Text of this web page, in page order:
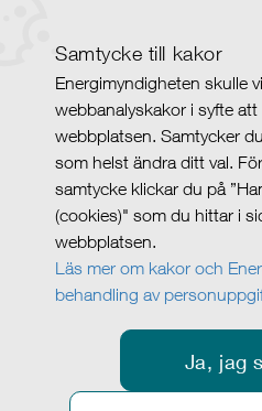
Samtycke till kakor
Energimyndigheten skulle
webbanalyskakor i syfte
webbplatsen. Samtycker
som helst ändra ditt val.
samtycke klickar du på
(cookies)" som du hittar i
webbplatsen.
Läs mer om kakor och
behandling av
Ja, jag